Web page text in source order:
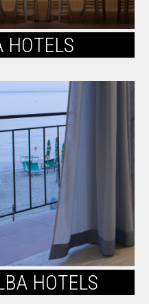
HOTELS
HOTELS